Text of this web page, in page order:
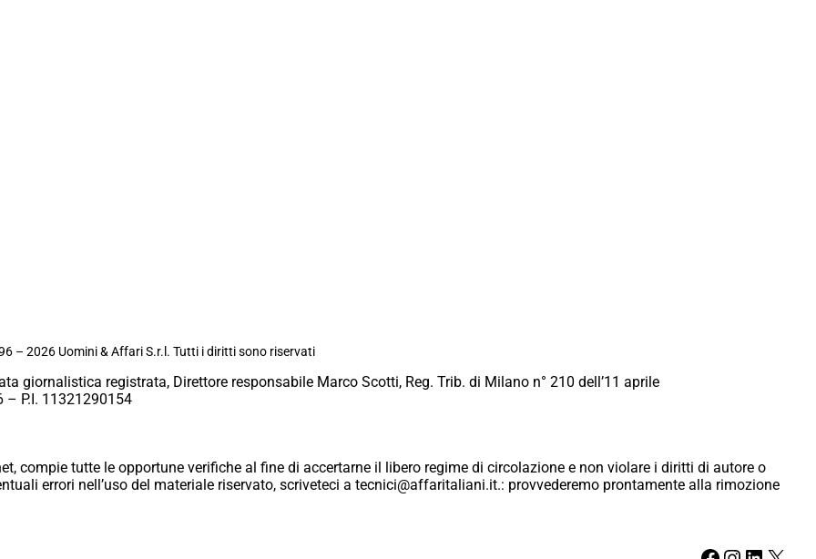
– 2026 Uomini & Affari S.r.l. Tutti i diritti sono riservati
giornalistica registrata, Direttore responsabile Marco Scotti, Reg. Trib. di Milano n° 210 dell’11 aprile
– P.I. 11321290154
compie tutte le opportune verifiche al fine di accertarne il libero regime di circolazione e non violare i diritti di autore o
errori nell’uso del materiale riservato, scriveteci a tecnici@affaritaliani.it.: provvederemo prontamente alla rimozione